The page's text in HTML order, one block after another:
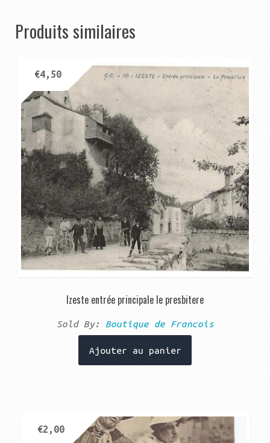
Produits similaires
Izeste entrée principale le presbitere
€4,50
Sold By: Boutique de Francois
Ajouter au panier
€2,00